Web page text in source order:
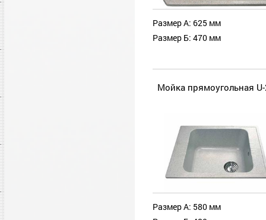
Размер А: 625 мм
Размер Б: 470 мм
Мойка прямоугольная
Размер А: 580 мм